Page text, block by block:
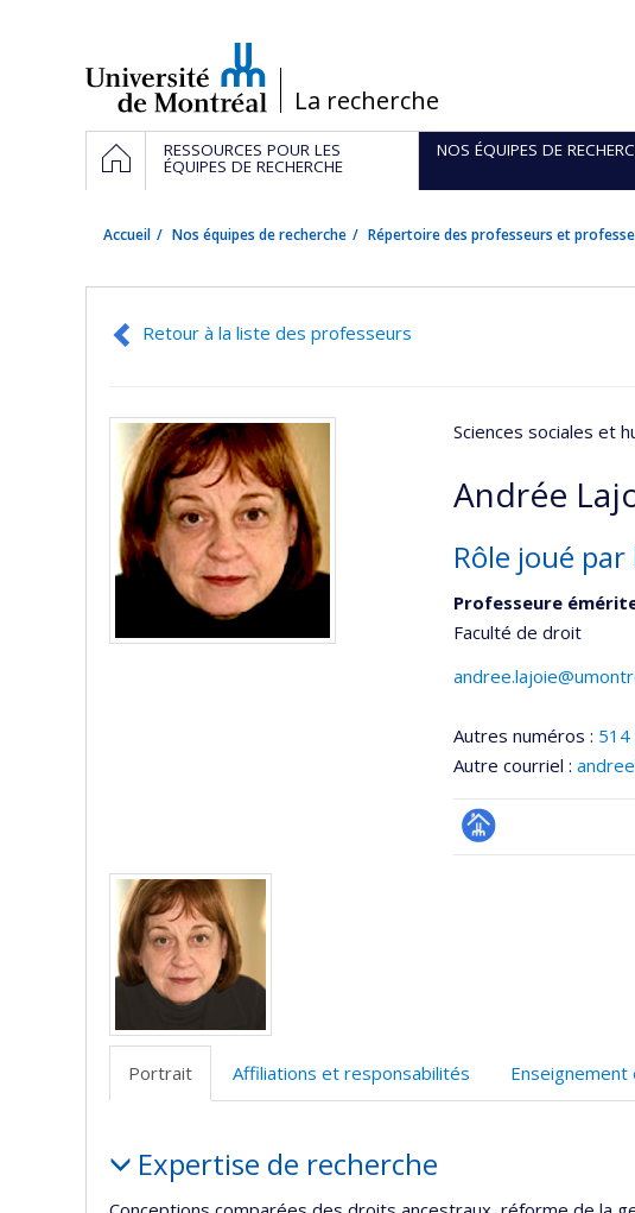
/La recherche
Navigation
principale
ACCUEILRESSOURCES POUR LES
ÉQUIPES DE RECHERCHE
NOS ÉQUIPES DE
Accueil Nos équipes de recherche Répertoire des professeurs et
Retour à la liste des professeurs
Sciences sociales et
Andrée
Rôle joué
Professeure
Faculté de droit
Autres numéros :
Autre courriel :
Page
Médias
Portrait Affiliations et responsabilités
Expertise de recherche